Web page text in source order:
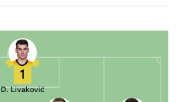
1
D. Livaković